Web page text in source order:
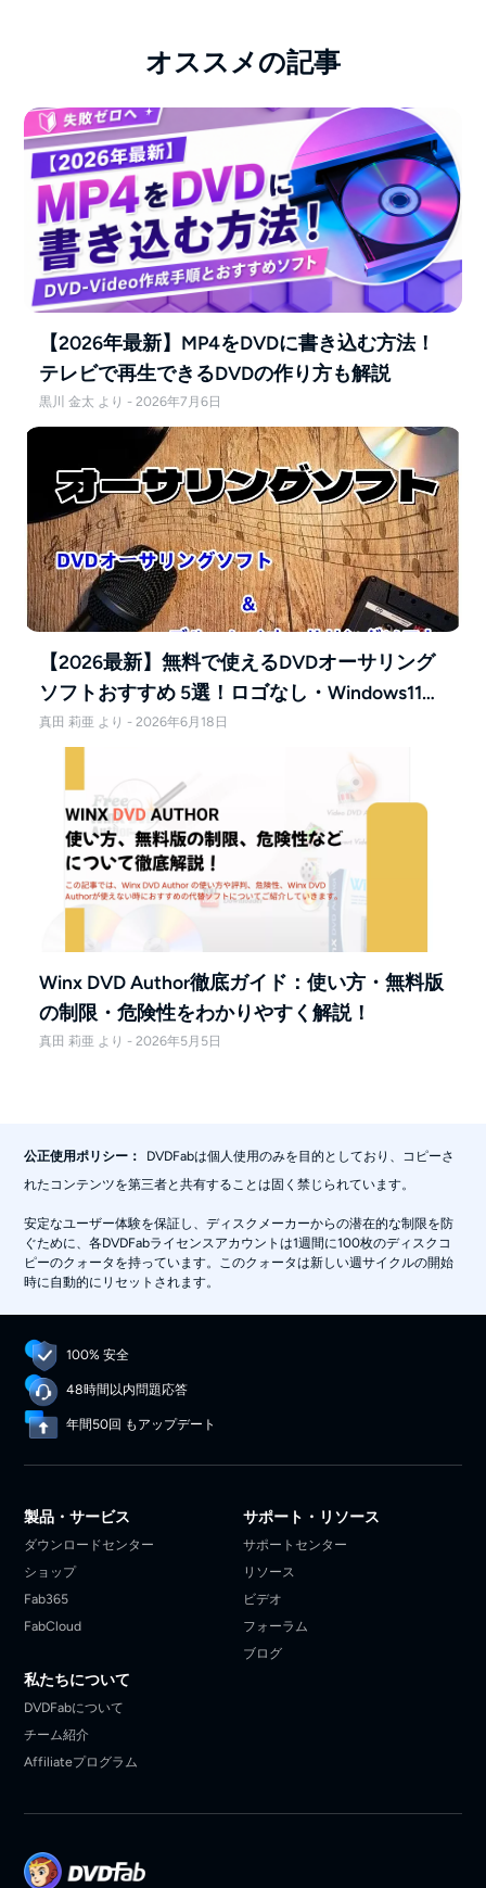
オススメの記事
【2026年最新】MP4をDVDに書き込む方法！
テレビで再生できるDVDの作り方も解説
黒川 金太 より - 2026年7月6日
【2026最新】無料で使えるDVDオーサリング
ソフトおすすめ 5選！ロゴなし・Windows11対
応
真田 莉亜 より - 2026年6月18日
Winx DVD Author徹底ガイド：使い方・無料版
の制限・危険性をわかりやすく解説！
真田 莉亜 より - 2026年5月5日
公正使用ポリシー：
DVDFabは個人使用のみを目的としており、コピーさ
れたコンテンツを第三者と共有することは固く禁じられています。
安定なユーザー体験を保証し、ディスクメーカーからの潜在的な制限を防
ぐために、各DVDFabライセンスアカウントは1週間に100枚のディスクコ
ピーのクォータを持っています。このクォータは新しい週サイクルの開始
時に自動的にリセットされます。
100% 安全
48時間以内問題応答
年間50回 もアップデート
製品・サービス
ダウンロードセンター
ショップ
Fab365
FabCloud
サポート・リソース
サポートセンター
リソース
ビデオ
フォーラム
ブログ
私たちについて
DVDFabについて
チーム紹介
Affiliateプログラム